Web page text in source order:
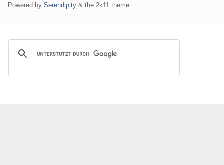
Powered by Serendipity & the 2k11 theme.